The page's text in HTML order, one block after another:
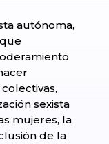
autónoma,
sexista
mujeres, la
de la